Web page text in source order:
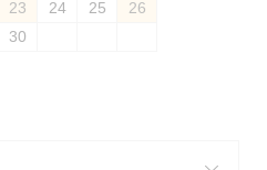
23 24 25
26
30